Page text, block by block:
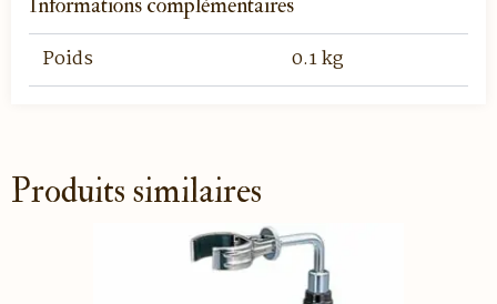
Poids 0.1 kg
Produits similaires